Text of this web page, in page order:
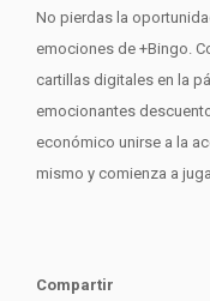
No pierdas la
emociones de +Bingo.
cartillas digitales en la
emocionantes
económico unirse a la
mismo y comienza a
Compartir